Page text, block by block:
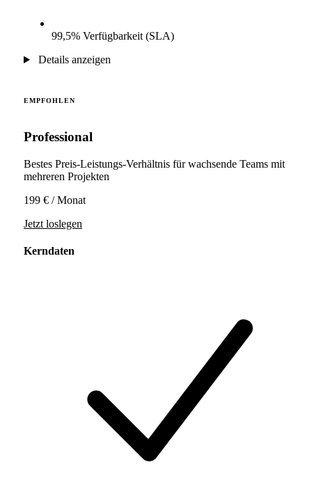
99,5% Verfügbarkeit (SLA)
Details anzeigen
EMPFOHLEN
Professional
Bestes Preis-Leistungs-Verhältnis für wachsende Teams mit
mehreren Projekten
199 € / Monat
Jetzt loslegen
Kerndaten